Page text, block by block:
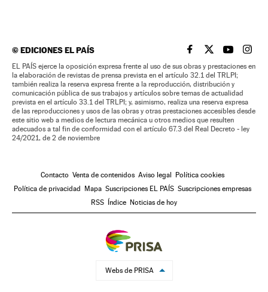
©EDICIONES EL PAÍS EL PAÍS BRASIL EN
EL PAÍSEL PAÍS
EL
EL PAÍS ejerce la oposición expresa frente al uso de sus obras y prestaciones en
la elaboración de revistas de prensa prevista en el artículo 32.1 del TRLPI;
también realiza la reserva expresa frente a la reproducción, distribución y
comunicación pública de sus trabajos y artículos sobre temas de actualidad
prevista en el artículo 33.1 del TRLPI; y, asimismo, realiza una reserva expresa
de las reproducciones y usos de las obras y otras prestaciones accesibles desde
este sitio web a medios de lectura mecánica u otros medios que resulten
adecuados a tal fin de conformidad con el artículo 67.3 del Real Decreto - ley
24/2021, de 2 de noviembre
Contacto Venta de contenidos Aviso legal
Política cookies
Política de privacidad
Mapa Suscripciones EL PAÍS Suscripciones empresas
RSS
Índice Noticias de hoy
Webs de PRISA